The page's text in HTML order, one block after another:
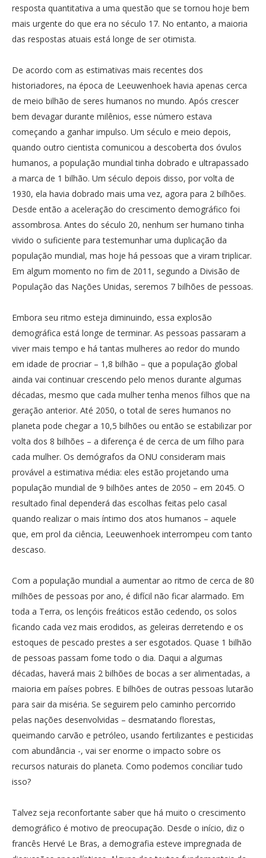
resposta quantitativa a uma questão que se tornou hoje bem
mais urgente do que era no século 17. No entanto, a maioria
das respostas atuais está longe de ser otimista.
De acordo com as estimativas mais recentes dos
historiadores, na época de Leeuwenhoek havia apenas cerca
de meio bilhão de seres humanos no mundo. Após crescer
bem devagar durante milênios, esse número estava
começando a ganhar impulso. Um século e meio depois,
quando outro cientista comunicou a descoberta dos óvulos
humanos, a população mundial tinha dobrado e ultrapassado
a marca de 1 bilhão. Um século depois disso, por volta de
1930, ela havia dobrado mais uma vez, agora para 2 bilhões.
Desde então a aceleração do crescimento demográfico foi
assombrosa. Antes do século 20, nenhum ser humano tinha
vivido o suficiente para testemunhar uma duplicação da
população mundial, mas hoje há pessoas que a viram triplicar.
Em algum momento no fim de 2011, segundo a Divisão de
População das Nações Unidas, seremos 7 bilhões de pessoas.
Embora seu ritmo esteja diminuindo, essa explosão
demográfica está longe de terminar. As pessoas passaram a
viver mais tempo e há tantas mulheres ao redor do mundo
em idade de procriar – 1,8 bilhão – que a população global
ainda vai continuar crescendo pelo menos durante algumas
décadas, mesmo que cada mulher tenha menos filhos que na
geração anterior. Até 2050, o total de seres humanos no
planeta pode chegar a 10,5 bilhões ou então se estabilizar por
volta dos 8 bilhões – a diferença é de cerca de um filho para
cada mulher. Os demógrafos da ONU consideram mais
provável a estimativa média: eles estão projetando uma
população mundial de 9 bilhões antes de 2050 – em 2045. O
resultado final dependerá das escolhas feitas pelo casal
quando realizar o mais íntimo dos atos humanos – aquele
que, em prol da ciência, Leeuwenhoek interrompeu com tanto
descaso.
Com a população mundial a aumentar ao ritmo de cerca de 80
milhões de pessoas por ano, é difícil não ficar alarmado. Em
toda a Terra, os lençóis freáticos estão cedendo, os solos
ficando cada vez mais erodidos, as geleiras derretendo e os
estoques de pescado prestes a ser esgotados. Quase 1 bilhão
de pessoas passam fome todo o dia. Daqui a algumas
décadas, haverá mais 2 bilhões de bocas a ser alimentadas, a
maioria em países pobres. E bilhões de outras pessoas lutarão
para sair da miséria. Se seguirem pelo caminho percorrido
pelas nações desenvolvidas – desmatando florestas,
queimando carvão e petróleo, usando fertilizantes e pesticidas
com abundância -, vai ser enorme o impacto sobre os
recursos naturais do planeta. Como podemos conciliar tudo
isso?
Talvez seja reconfortante saber que há muito o crescimento
demográfico é motivo de preocupação. Desde o início, diz o
francês Hervé Le Bras, a demografia esteve impregnada de